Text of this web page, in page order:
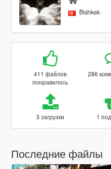
Bishkek
411 файлов
понравилось
286
3 загрузки 1
Последние файлы